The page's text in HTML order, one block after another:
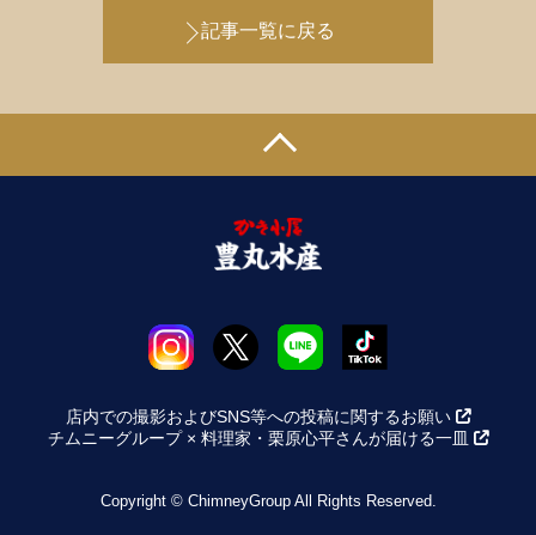
記事一覧に戻る
店内での撮影およびSNS等への投稿に関するお願い
チムニーグループ × 料理家・栗原心平さんが届ける一皿
Copyright © ChimneyGroup All Rights Reserved.